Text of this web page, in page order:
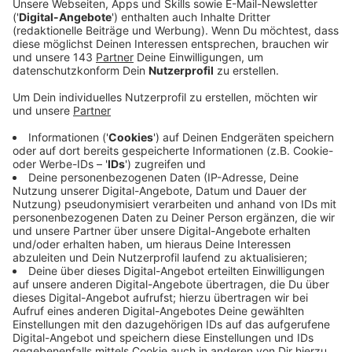
Veröffentlicht:Montag, 05.12.2022 00:15
Anzeige
Comedy
Drei Ecken, Ein Elfer - Der WM-Chat:
"Plätzchenbacken"